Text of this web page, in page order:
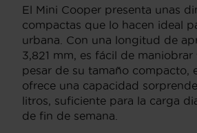
El Mini Cooper presenta unas
compactas que lo hacen ideal
urbana. Con una longitud de
3,821 mm, es fácil de maniobrar
pesar de su tamaño compacto,
ofrece una capacidad
litros, suficiente para la carga
de fin de semana.